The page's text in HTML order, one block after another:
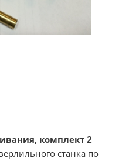
комплект 2
станка по